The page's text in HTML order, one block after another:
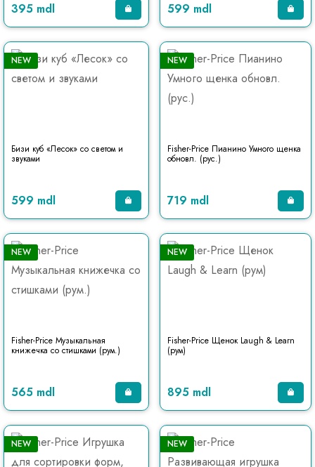
395 mdl 599 mdl
NEW
Бизи куб «Лесок» со светом и
звуками
599 mdl
NEW
Fisher-Price Пианино Умного щенка
обновл. (рус.)
719 mdl
NEW
Fisher-Price Музыкальная
книжечка со стишками (рум.)
565 mdl
NEW
Fisher-Price Щенок Laugh & Learn
(рум)
895 mdl
NEW NEW